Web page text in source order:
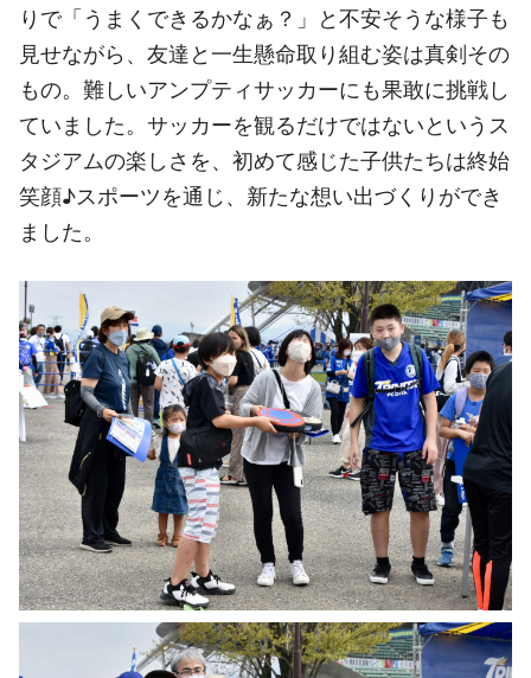
りで「うまくできるかなぁ？」と不安そうな様子も
見せながら、友達と一生懸命取り組む姿は真剣その
もの。難しいアンプティサッカーにも果敢に挑戦し
ていました。サッカーを観るだけではないというス
タジアムの楽しさを、初めて感じた子供たちは終始
笑顔♪スポーツを通じ、新たな想い出づくりができ
ました。